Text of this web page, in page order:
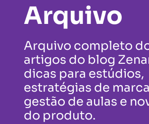
Arquivo
Arquivo completo
artigos do blog
dicas para estúdios,
estratégias de
gestão de aulas e
do produto.